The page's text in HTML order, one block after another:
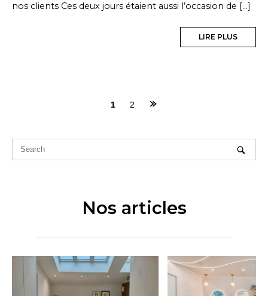
nos clients Ces deux jours étaient aussi l’occasion de […]
LIRE PLUS
1 2
Nos articles